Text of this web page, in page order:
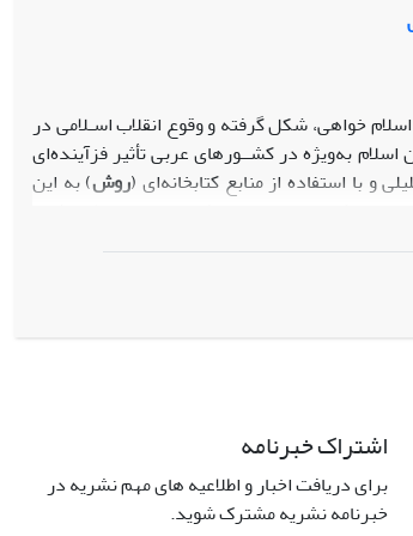
خواهی، شکل گرفته و وقوع انقلاب اسـلامی در
به‌ویژه در کشــورهای عربی تأثیر فزآینده­‌ای
با استفاده از منابع کتابخانه‌­ای (روش) به این
که موجب الهام بخشی بیداری اسلامی شده
و ولایت فقیه توانسته به احیای خودباوری
جهـانی بپـردازد و اقتـدار فرهنگی و نـرم­‌افـزاری
اشتراک خبرنامه
برای دریافت اخبار و اطلاعیه های مهم نشریه در
خبرنامه نشریه مشترک شوید.